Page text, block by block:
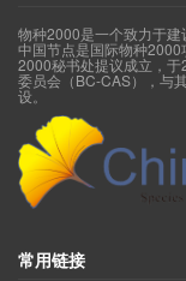
物种2000是一个致力于
中国节点是国际物种
2000秘书处提议成立，
委员会（BC-CAS），与
设。
常用链接